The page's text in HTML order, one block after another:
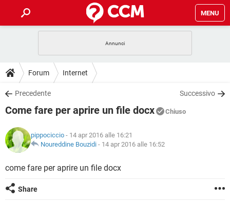
MENU
INTRATTENIMENTO
iOS
INSTAGRAM WHATSAPP
TIKTOK
HARDWARE
GUIDE
COVID-19
INSTAGRAM WHATSAPP
TIKTOK
HARDWARE
DOWNLOAD
COVID-19 GAMING
INTRATTENIMENTO
iOS WINDOWS 10
INSTAGRAM
COVID-19 GAMING
INTRATTENIMENTO
iOS
INSTAGRAM
GLOSSARIO
COVID-19
Forum Internet
Precedente Successivo
Come fare per aprire un file docx Chiuso
pippociccio - 14 apr 2016 alle 16:21
Noureddine Bouzidi - 14 apr 2016 alle 16:52
come fare per aprire un file docx
Share